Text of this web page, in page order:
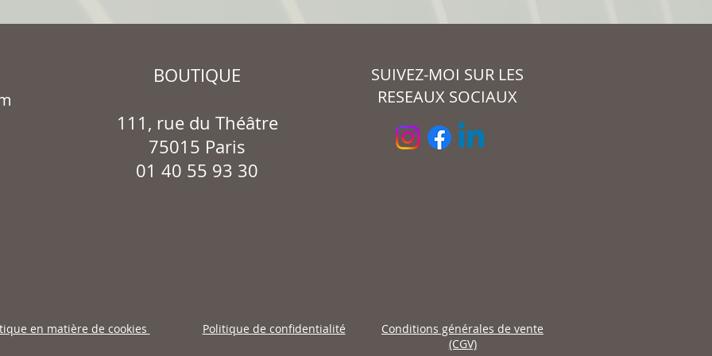
BOUTIQUE
111, rue du Théâtre
75015 Paris
01 40 55 93 30
SUIVEZ-MOI SUR LES
RESEAUX SOCIAUX
en matière de cookies Politique de confidentialité
Conditions générales de vente
(CGV)